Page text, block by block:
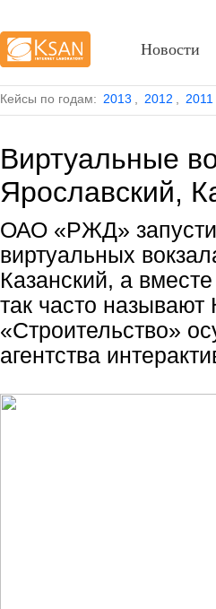
Кейсы по годам: 2013 2012 2011
Виртуальные
Ярославский,
ОАО «РЖД»
виртуальных
Казанский, а
так часто
«Строительство»
агентства
Новости